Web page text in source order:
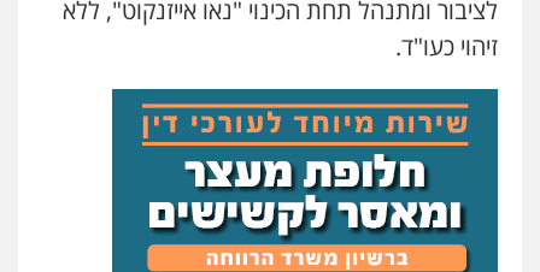
לציבור ומתנהל תחת הכינוי "נאו אייזנקוט", ללא
זיהוי כעו"ד.